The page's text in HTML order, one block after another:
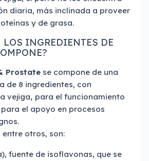
diaria, más inclinada a proveer
y de grasa.
LOS INGREDIENTES DE
Prostate se compone de una
de 8 ingredientes, con
vejiga, para el funcionamiento
el apoyo en procesos
entre otros, son:
fuente de isoflavonas, que se